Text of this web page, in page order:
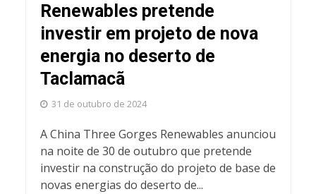
Renewables pretende
investir em projeto de nova
energia no deserto de
Taclamacã
31 de outubro de 2024
A China Three Gorges Renewables anunciou
na noite de 30 de outubro que pretende
investir na construção do projeto de base de
novas energias do deserto de...